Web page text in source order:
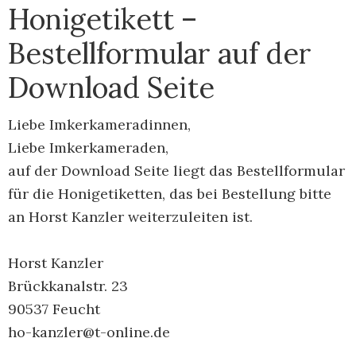
Honigetikett –
Bestellformular auf der
Download Seite
Liebe Imkerkameradinnen,
Liebe Imkerkameraden,
auf der Download Seite liegt das Bestellformular
für die Honigetiketten, das bei Bestellung bitte
an Horst Kanzler weiterzuleiten ist.
Horst Kanzler
Brückkanalstr. 23
90537 Feucht
ho-kanzler@t-online.de